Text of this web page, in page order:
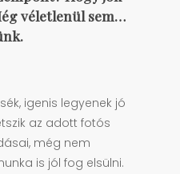
véletlenül sem…
igenis legyenek jó
az adott fotós
még nem
is jól fog elsülni.